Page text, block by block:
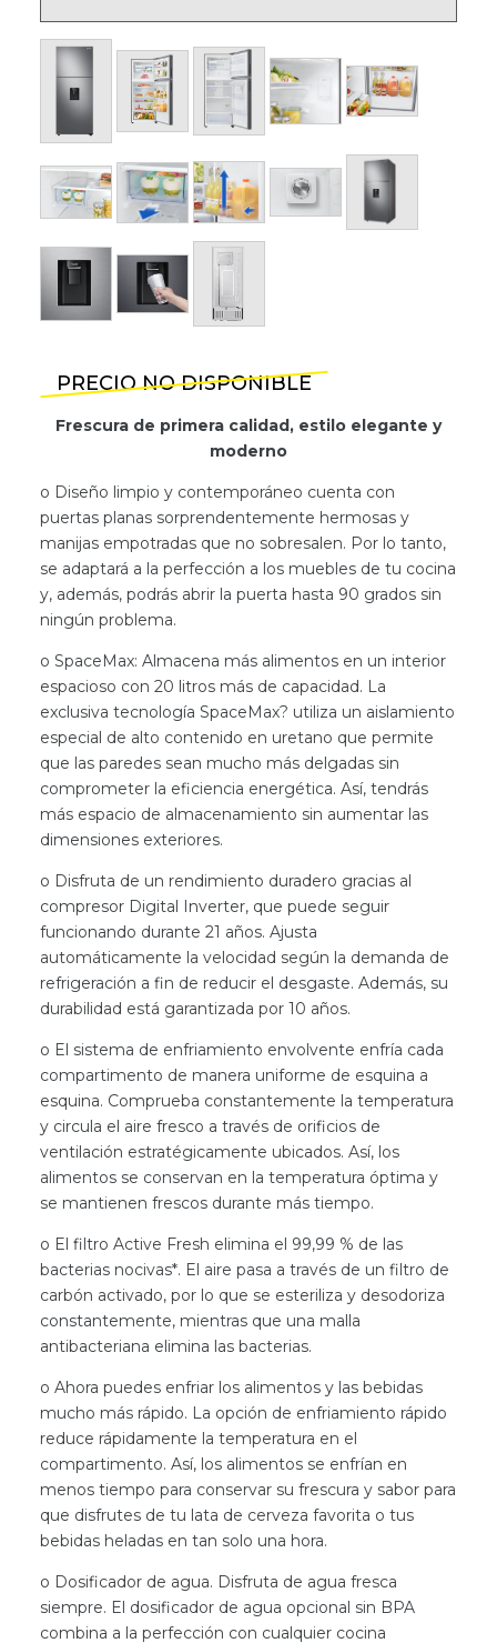
PRECIO NO DISPONIBLE
Frescura de primera calidad, estilo elegante y
moderno
o Diseño limpio y contemporáneo cuenta con
puertas planas sorprendentemente hermosas y
manijas empotradas que no sobresalen. Por lo tanto,
se adaptará a la perfección a los muebles de tu cocina
y, además, podrás abrir la puerta hasta 90 grados sin
ningún problema.
o SpaceMax: Almacena más alimentos en un interior
espacioso con 20 litros más de capacidad. La
exclusiva tecnología SpaceMax? utiliza un aislamiento
especial de alto contenido en uretano que permite
que las paredes sean mucho más delgadas sin
comprometer la eficiencia energética. Así, tendrás
más espacio de almacenamiento sin aumentar las
dimensiones exteriores.
o Disfruta de un rendimiento duradero gracias al
compresor Digital Inverter, que puede seguir
funcionando durante 21 años. Ajusta
automáticamente la velocidad según la demanda de
refrigeración a fin de reducir el desgaste. Además, su
durabilidad está garantizada por 10 años.
o El sistema de enfriamiento envolvente enfría cada
compartimento de manera uniforme de esquina a
esquina. Comprueba constantemente la temperatura
y circula el aire fresco a través de orificios de
ventilación estratégicamente ubicados. Así, los
alimentos se conservan en la temperatura óptima y
se mantienen frescos durante más tiempo.
o El filtro Active Fresh elimina el 99,99 % de las
bacterias nocivas*. El aire pasa a través de un filtro de
carbón activado, por lo que se esteriliza y desodoriza
constantemente, mientras que una malla
antibacteriana elimina las bacterias.
o Ahora puedes enfriar los alimentos y las bebidas
mucho más rápido. La opción de enfriamiento rápido
reduce rápidamente la temperatura en el
compartimento. Así, los alimentos se enfrían en
menos tiempo para conservar su frescura y sabor para
que disfrutes de tu lata de cerveza favorita o tus
bebidas heladas en tan solo una hora.
o Dosificador de agua. Disfruta de agua fresca
siempre. El dosificador de agua opcional sin BPA
combina a la perfección con cualquier cocina